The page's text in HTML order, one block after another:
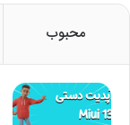
محبوب